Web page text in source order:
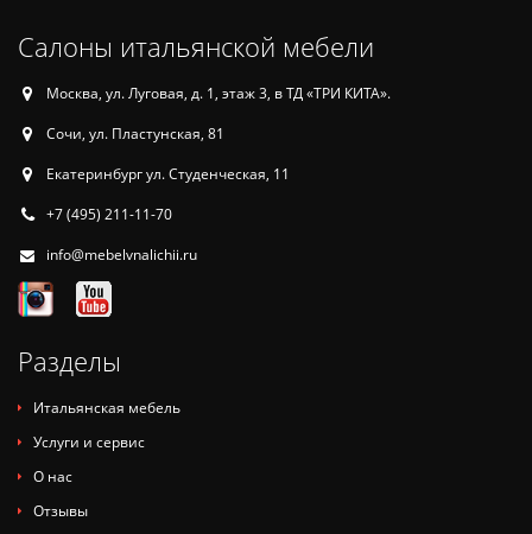
Салоны итальянской мебели
Москва, ул. Луговая, д. 1, этаж 3, в ТД «ТРИ КИТА».
Сочи, ул. Пластунская, 81
Екатеринбург ул. Студенческая, 11
+7 (495) 211-11-70
info@mebelvnalichii.ru
Разделы
Итальянская мебель
Услуги и сервис
О нас
Отзывы